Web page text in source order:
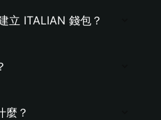
立 ITALIAN 錢包？
麼？